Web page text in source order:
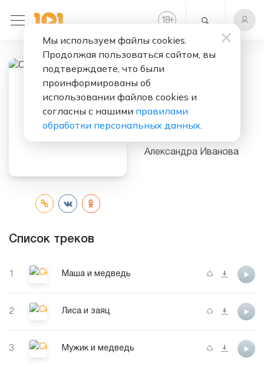
18+
Слушать бесплатно
Сказки для
малышей
Александра Иванова
Список треков
1 Маша и медведь
2 Лиса и заяц
3 Мужик и медведь
Мы используем файлы cookies.
Продолжая пользоваться сайтом, вы
подтверждаете, что были
проинформированы об
использовании файлов cookies и
согласны с нашими правилами
обработки персональных данных.